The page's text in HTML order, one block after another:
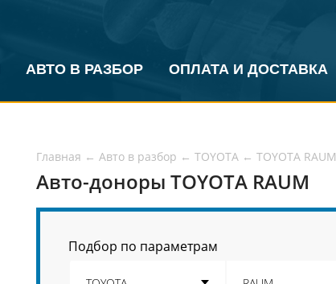
АВТО В РАЗБОР
ОПЛАТА И ДОСТАВКА
Главная ← Авто в разбор ← TOYOTA ← TOYOTA RAUM
Авто-доноры TOYOTA RAUM
Подбор по параметрам